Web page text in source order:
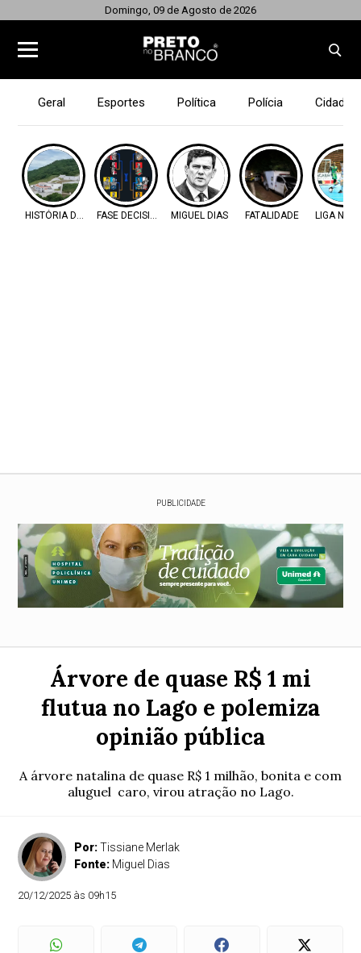
Domingo, 09 de Agosto de 2026
Geral Esportes Política Polícia Cidades
HISTÓRIA DO OESTEFASE DECISIVA MIGUEL DIAS FATALIDADE LIGA
PUBLICIDADE
Árvore de quase R$ 1 mi
flutua no Lago e polemiza
opinião pública
A árvore natalina de quase R$ 1 milhão, bonita e com
aluguel caro, virou atração no Lago.
Por:Tissiane Merlak
Fonte: Miguel Dias
20/12/2025 às 09h15